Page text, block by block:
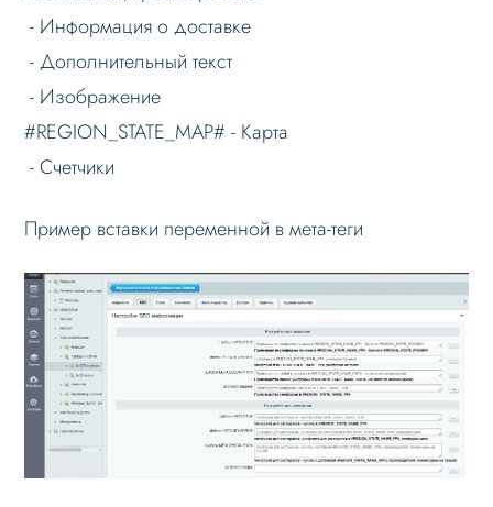
Проблемы и решения
Веб-разработчикам
Вопрос-ответ
- Информация о доставке
- Дополнительный текст
- Изображение
#REGION_STATE_MAP# - Карта
- Счетчики
Пример вставки переменной в мета-теги